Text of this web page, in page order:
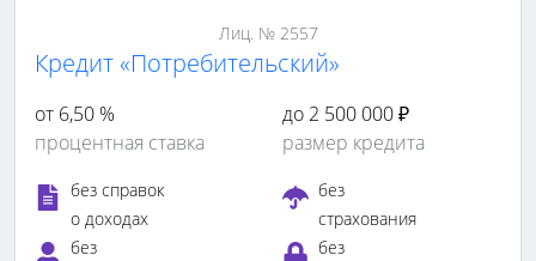
Лиц. № 2557
Кредит «Потребительский»
от 6,50 %
процентная ставка
до 2 500 000 ₽
размер кредита
без справок
о доходах
без
страхования
без
без